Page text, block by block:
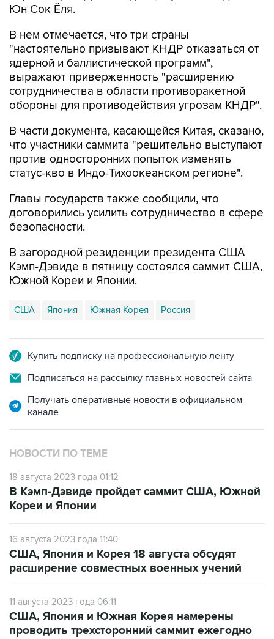
Юн Сок Ёля.
В нем отмечается, что три страны
"настоятельно призывают КНДР отказаться от
ядерной и баллистической программ",
выражают приверженность "расширению
сотрудничества в области противоракетной
обороны для противодействия угрозам КНДР".
В части документа, касающейся Китая, сказано,
что участники саммита "решительно выступают
против односторонних попыток изменять
статус-кво в Индо-Тихоокеанском регионе".
Главы государств также сообщили, что
договорились усилить сотрудничество в сфере
безопасности.
В загородной резиденции президента США
Кэмп-Дэвиде в пятницу состоялся саммит США,
Южной Кореи и Японии.
США Япония Южная Корея Россия
Купить подписку на профессиональную ленту
Подписаться на рассылку главных новостей сайта
Получать оперативные новости в официальном
канале
НОВОСТИ ПО ТЕМЕ
18 августа 2023 года 01:12
В Кэмп-Дэвиде пройдет саммит США, Южной
Кореи и Японии
16 августа 2023 года 11:40
США, Япония и Корея 18 августа обсудят
расширение совместных военных учений
11 августа 2023 года 06:11
США, Япония и Южная Корея намерены
проводить трехсторонний саммит ежегодно